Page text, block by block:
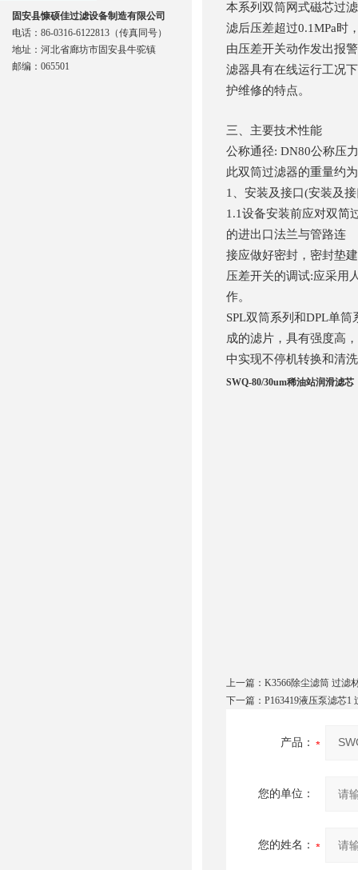
本系列双筒网式磁芯过
滤后压差超过0.1MPa时
由压差开关动作发出报
滤器具有在线运行工况
护维修的特点。
三、主要技术性能
公称通径: DN80公称压
此双筒过滤器的重量约
1、安装及接口(安装及
1.1设备安装前应对双简
的进出口法兰与管路连
接应做好密封，密封垫
压差开关的调试:应采用
作。
SPL双筒系列和DPL单筒
成的滤片，具有强度高
中实现不停机转换和清
SWQ-80/30um稀油站润滑滤芯
上一篇： K3566除尘滤筒 过滤
下一篇： P163419液压泵滤芯1
产品：
您的单位：
您的姓名：
固安县慷硕佳过滤设备制造有限公司
电话：86-0316-6122813（传真同号）
地址：河北省廊坊市固安县牛驼镇
邮编：065501